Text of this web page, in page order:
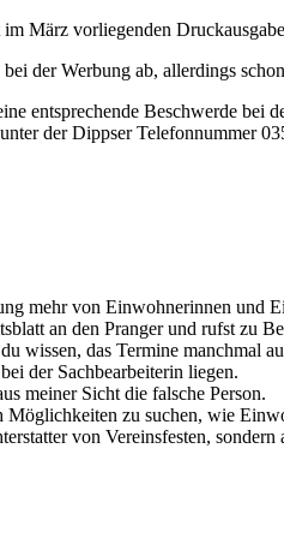
März vorliegenden
der Werbung ab, allerdings
entsprechende Beschwerde
der Dippser Telefonnummer
mehr von Einwohnerinnen
an den Pranger und rufst zu
wissen, das Termine manchmal
der Sachbearbeiterin liegen.
meiner Sicht die falsche Person.
Möglichkeiten zu suchen, wie
von Vereinsfesten,